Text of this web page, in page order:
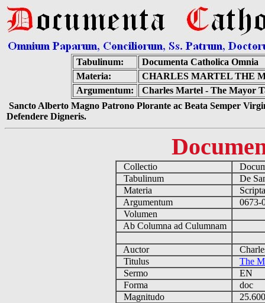
Tabulinum:
Documenta Catholica Omnia
Materia:
CHARLES MARTEL THE
Argumentum:
Charles Martel - The Mayor
Sancto Alberto Magno Patrono Plorante ac Beata Semper
Defendere Digneris.
Collectio
Tabulinum
De
Materia
Argumentum
0673-
Volumen
Ab Columna ad Culumnam
Auctor
Titulus
The
Sermo
EN
Forma
doc
Magnitudo